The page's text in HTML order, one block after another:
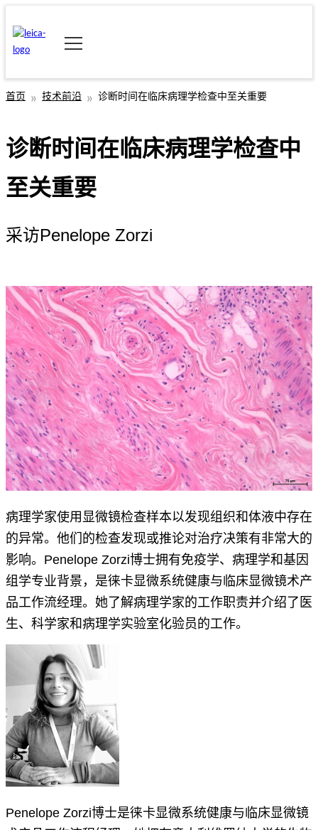
首页 技术前沿 诊断时间在临床病理学检查中至关重要
诊断时间在临床病理学检查中
至关重要
采访Penelope Zorzi
病理学家使用显微镜检查样本以发现组织和体液中存在
的异常。他们的检查发现或推论对治疗决策有非常大的
影响。Penelope Zorzi博士拥有免疫学、病理学和基因
组学专业背景，是徕卡显微系统健康与临床显微镜术产
品工作流经理。她了解病理学家的工作职责并介绍了医
生、科学家和病理学实验室化验员的工作。
Penelope Zorzi博士是徕卡显微系统健康与临床显微镜